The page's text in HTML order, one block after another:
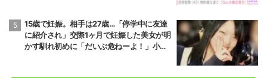
15歳で妊娠。相手は27歳…「停学中に友達
に紹介され」交際1ヶ月で妊娠した美女が明
かす馴れ初めに「だいぶ危ねーよ！」小森